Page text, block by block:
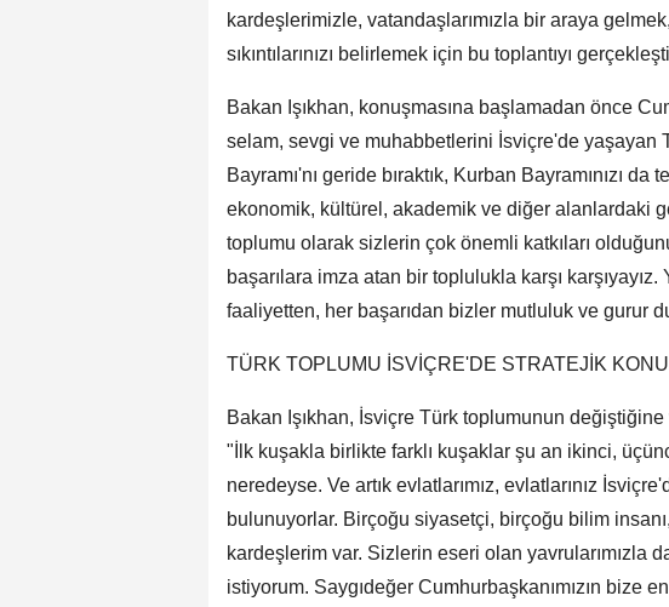
kardeşlerimizle, vatandaşlarımızla bir araya gelmek,
sıkıntılarınızı belirlemek için bu toplantıyı
Bakan Işıkhan, konuşmasına başlamadan önce
selam, sevgi ve muhabbetlerini İsviçre'de yaşayan
Bayramı'nı geride bıraktık, Kurban Bayramınızı
ekonomik, kültürel, akademik ve diğer alanlardaki
toplumu olarak sizlerin çok önemli katkıları
başarılara imza atan bir toplulukla karşı karşıyayız.
faaliyetten, her başarıdan bizler mutluluk ve gurur
TÜRK TOPLUMU İSVİÇRE'DE STRATEJİK
Bakan Işıkhan, İsviçre Türk toplumunun
"İlk kuşakla birlikte farklı kuşaklar şu an ikinci,
neredeyse. Ve artık evlatlarımız, evlatlarınız
bulunuyorlar. Birçoğu siyasetçi, birçoğu bilim
kardeşlerim var. Sizlerin eseri olan yavrularımızla
istiyorum. Saygıdeğer Cumhurbaşkanımızın bize